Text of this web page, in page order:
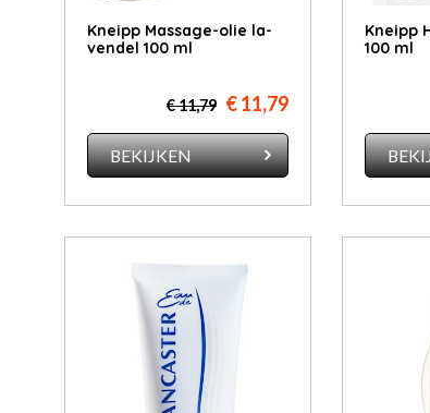
Kneipp Mas­sa­ge-olie la­
ven­del 100 ml
€ 11,79 € 11,79
BEKIJKEN
Kneipp
100 ml